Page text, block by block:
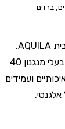
, ברזים
ידית מעוצבת למנגנון ברז מבית AQUILA.
מתאימה להתקנה על ברזים בעלי מנגנון 40
ועמידים